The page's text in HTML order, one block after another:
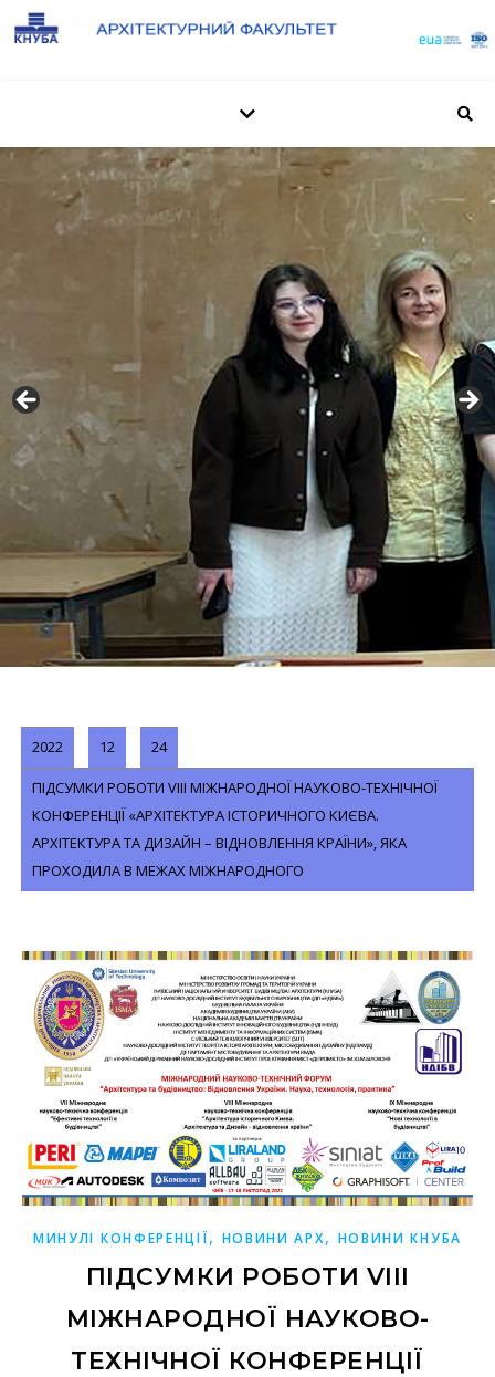
2022 12 24
ПІДСУМКИ РОБОТИ VIII МІЖНАРОДНОЇ НАУКОВО-ТЕХНІЧНОЇ
КОНФЕРЕНЦІЇ «АРХІТЕКТУРА ІСТОРИЧНОГО КИЄВА.
АРХІТЕКТУРА ТА ДИЗАЙН – ВІДНОВЛЕННЯ КРАЇНИ», ЯКА
ПРОХОДИЛА В МЕЖАХ МІЖНАРОДНОГО
МИНУЛІ КОНФЕРЕНЦІЇ, НОВИНИ АРХ, НОВИНИ КНУБА
ПІДСУМКИ РОБОТИ VIII
МІЖНАРОДНОЇ НАУКОВО-
ТЕХНІЧНОЇ КОНФЕРЕНЦІЇ